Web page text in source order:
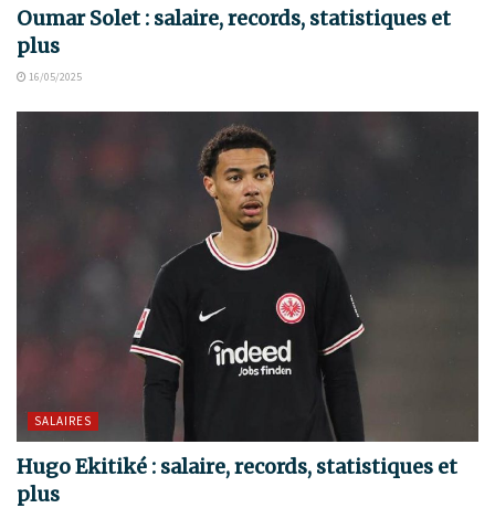
Oumar Solet : salaire, records, statistiques et
plus
16/05/2025
SALAIRES
Hugo Ekitiké : salaire, records, statistiques et
plus